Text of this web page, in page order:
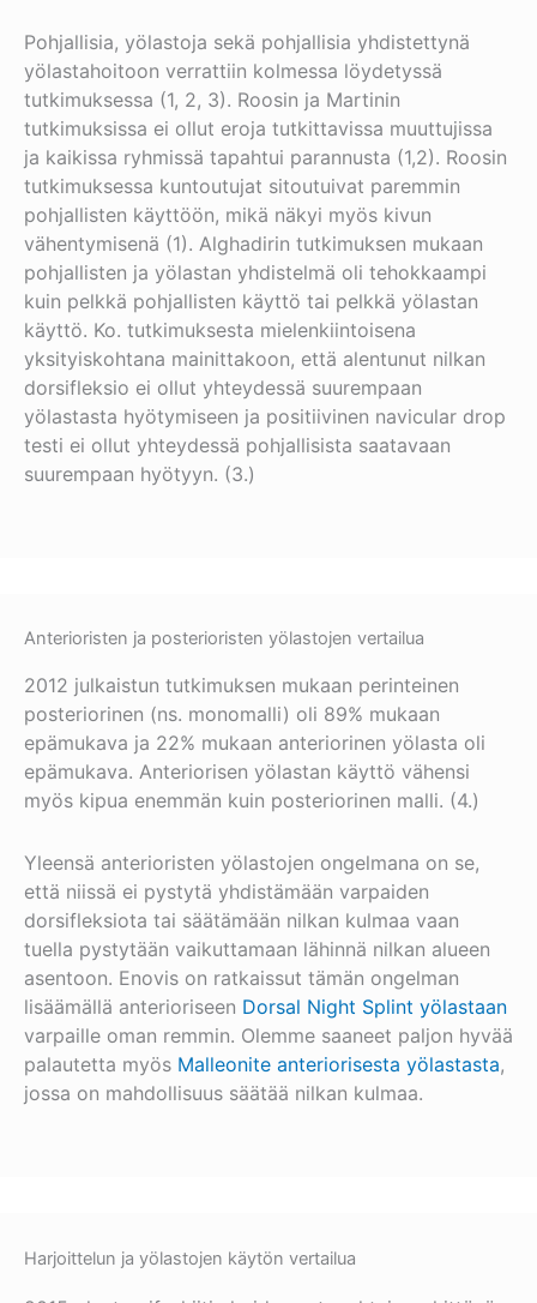
Pohjallisia, yölastoja sekä pohjallisia yhdistettynä
yölastahoitoon verrattiin kolmessa löydetyssä
tutkimuksessa (1, 2, 3). Roosin ja Martinin
tutkimuksissa ei ollut eroja tutkittavissa muuttujissa
ja kaikissa ryhmissä tapahtui parannusta (1,2). Roosin
tutkimuksessa kuntoutujat sitoutuivat paremmin
pohjallisten käyttöön, mikä näkyi myös kivun
vähentymisenä (1). Alghadirin tutkimuksen mukaan
pohjallisten ja yölastan yhdistelmä oli tehokkaampi
kuin pelkkä pohjallisten käyttö tai pelkkä yölastan
käyttö. Ko. tutkimuksesta mielenkiintoisena
yksityiskohtana mainittakoon, että alentunut nilkan
dorsifleksio ei ollut yhteydessä suurempaan
yölastasta hyötymiseen ja positiivinen navicular drop
testi ei ollut yhteydessä pohjallisista saatavaan
suurempaan hyötyyn. (3.)
Anterioristen ja posterioristen yölastojen vertailua
2012 julkaistun tutkimuksen mukaan perinteinen
posteriorinen (ns. monomalli) oli 89% mukaan
epämukava ja 22% mukaan anteriorinen yölasta oli
epämukava. Anteriorisen yölastan käyttö vähensi
myös kipua enemmän kuin posteriorinen malli. (4.)
Yleensä anterioristen yölastojen ongelmana on se,
että niissä ei pystytä yhdistämään varpaiden
dorsifleksiota tai säätämään nilkan kulmaa vaan
tuella pystytään vaikuttamaan lähinnä nilkan alueen
asentoon. Enovis on ratkaissut tämän ongelman
lisäämällä anterioriseen Dorsal Night Splint yölastaan
varpaille oman remmin. Olemme saaneet paljon hyvää
palautetta myös Malleonite anteriorisesta yölastasta,
jossa on mahdollisuus säätää nilkan kulmaa.
Harjoittelun ja yölastojen käytön vertailua